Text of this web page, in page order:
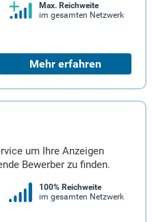
Max. Reichweite
im gesamten Netzwerk
Mehr erfahren
um Ihre Anzeigen
Bewerber zu finden.
100% Reichweite
im gesamten Netzwerk